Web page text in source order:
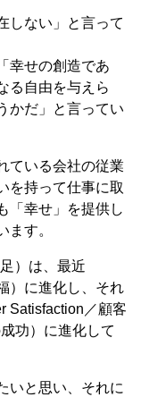
しない」と言って
幸せの創造であ
る自由を与えら
かだ」と言ってい
ている会社の従業
を持って仕事に取
「幸せ」を提供し
ます。
）は、最近
）に進化し、それ
Satisfaction／顧客
功）に進化して
いと思い、それに